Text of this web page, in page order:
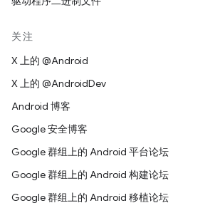
关注
X 上的 @Android
X 上的 @AndroidDev
Android 博客
Google 安全博客
Google 群组上的 Android 平台论坛
Google 群组上的 Android 构建论坛
Google 群组上的 Android 移植论坛